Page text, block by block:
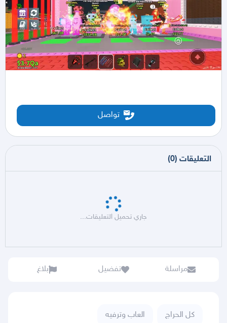
تواصل
التعليقات (
0
)
جاري تحميل التعليقات...
مراسلة تفضيل بلاغ
كل الحراج العاب وترفيه